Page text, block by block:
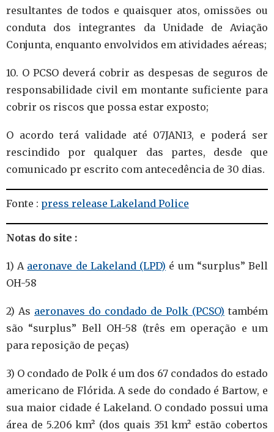
resultantes de todos e quaisquer atos, omissões ou
conduta dos integrantes da Unidade de Aviação
Conjunta, enquanto envolvidos em atividades aéreas;
10. O PCSO deverá cobrir as despesas de seguros de
responsabilidade civil em montante suficiente para
cobrir os riscos que possa estar exposto;
O acordo terá validade até 07JAN13, e poderá ser
rescindido por qualquer das partes, desde que
comunicado pr escrito com antecedência de 30 dias.
Fonte : press release Lakeland Police
Notas do site :
1) A aeronave de Lakeland (LPD) é um “surplus” Bell
OH-58
2) As aeronaves do condado de Polk (PCSO) também
são “surplus” Bell OH-58 (três em operação e um
para reposição de peças)
3) O condado de Polk é um dos 67 condados do estado
americano de Flórida. A sede do condado é Bartow, e
sua maior cidade é Lakeland. O condado possui uma
área de 5.206 km² (dos quais 351 km² estão cobertos